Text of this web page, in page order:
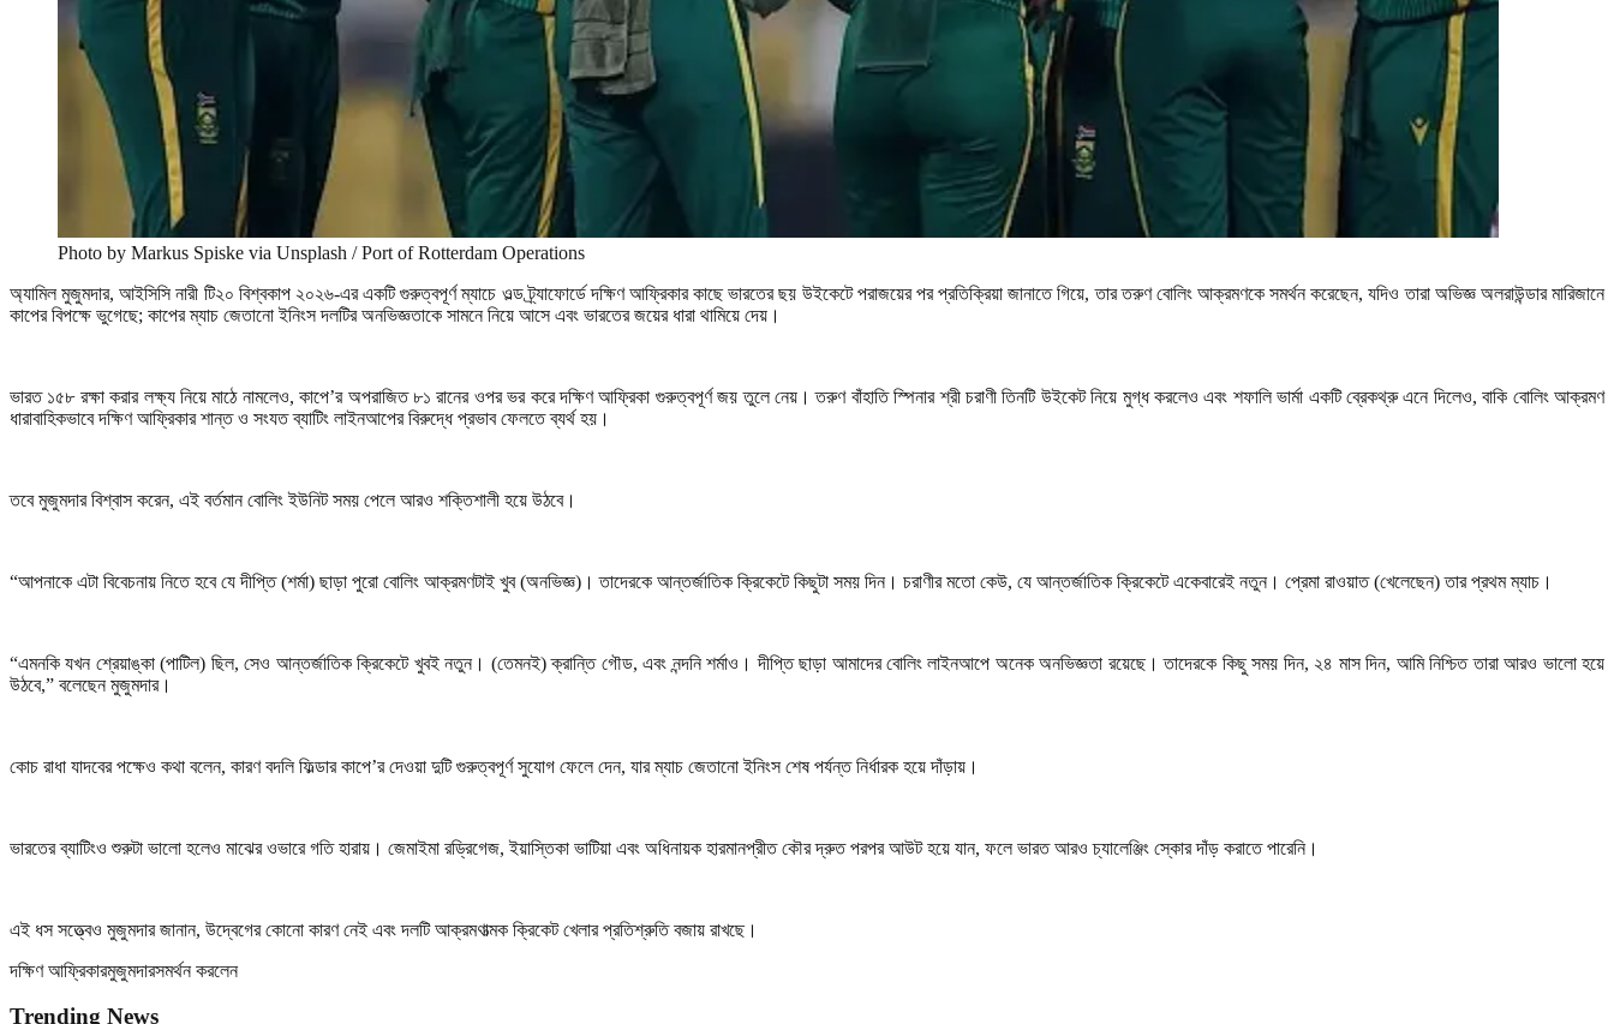
Photo by Markus Spiske via Unsplash / Port of Rotterdam Operations
অ্যামিল মুজুমদার,আইসিসি নারী টি২০ বিশ্বকাপ ২০২৬-এর একটি গুরুত্বপূর্ণ ম্যাচে ওল্ড ট্র্যাফোর্ডে দক্ষিণ আফ্রিকার কাছে ভারতের ছয় উইকেটে পরাজয়ের পর প্রতিক্রিয়া জানাতে গিয়ে,তার তরুণ বোলিং আক্রমণকে সমর্থন করেছেন,যদিও তারা অভিজ্ঞ অলরাউন্ডার মারিজানে
কাপের বিপক্ষে ভুগেছে; কাপের ম্যাচ জেতানো ইনিংস দলটির অনভিজ্ঞতাকে সামনে নিয়ে আসে এবং ভারতের জয়ের ধারা থামিয়ে দেয়।
ভারত ১৫৮ রক্ষা করার লক্ষ্য নিয়ে মাঠে নামলেও,কাপে’র অপরাজিত ৮১ রানের ওপর ভর করে দক্ষিণ আফ্রিকা গুরুত্বপূর্ণ জয় তুলে নেয়। তরুণ বাঁহাতি স্পিনার শ্রী চরাণী তিনটি উইকেট নিয়ে মুগ্ধ করলেও এবং শফালি ভার্মা একটি ব্রেকথ্রু এনে দিলেও,বাকি বোলিং আক্রমণ
ধারাবাহিকভাবে দক্ষিণ আফ্রিকার শান্ত ও সংযত ব্যাটিং লাইনআপের বিরুদ্ধে প্রভাব ফেলতে ব্যর্থ হয়।
তবে মুজুমদার বিশ্বাস করেন, এই বর্তমান বোলিং ইউনিট সময় পেলে আরও শক্তিশালী হয়ে উঠবে।
“আপনাকে এটা বিবেচনায় নিতে হবে যে দীপ্তি (শর্মা) ছাড়া পুরো বোলিং আক্রমণটাই খুব (অনভিজ্ঞ)। তাদেরকে আন্তর্জাতিক ক্রিকেটে কিছুটা সময় দিন। চরাণীর মতো কেউ, যে আন্তর্জাতিক ক্রিকেটে একেবারেই নতুন। প্রেমা রাওয়াত (খেলেছেন) তার প্রথম ম্যাচ।
“এমনকি যখন শ্রেয়াঙ্কা (পাটিল) ছিল,সেও আন্তর্জাতিক ক্রিকেটে খুবই নতুন। (তেমনই) ক্রান্তি গৌড,এবং নন্দনি শর্মাও। দীপ্তি ছাড়া আমাদের বোলিং লাইনআপে অনেক অনভিজ্ঞতা রয়েছে। তাদেরকে কিছু সময় দিন, ২৪ মাস দিন, আমি নিশ্চিত তারা আরও ভালো হয়ে
উঠবে,” বলেছেন মুজুমদার।
কোচ রাধা যাদবের পক্ষেও কথা বলেন, কারণ বদলি ফিল্ডার কাপে’র দেওয়া দুটি গুরুত্বপূর্ণ সুযোগ ফেলে দেন, যার ম্যাচ জেতানো ইনিংস শেষ পর্যন্ত নির্ধারক হয়ে দাঁড়ায়।
ভারতের ব্যাটিংও শুরুটা ভালো হলেও মাঝের ওভারে গতি হারায়। জেমাইমা রড্রিগেজ,ইয়াস্তিকা ভাটিয়া এবং অধিনায়ক হারমানপ্রীত কৌর দ্রুত পরপর আউট হয়ে যান, ফলে ভারত আরও চ্যালেঞ্জিং স্কোর দাঁড় করাতে পারেনি।
এই ধস সত্ত্বেও মুজুমদার জানান, উদ্বেগের কোনো কারণ নেই এবং দলটি আক্রমণাত্মক ক্রিকেট খেলার প্রতিশ্রুতি বজায় রাখছে।
দক্ষিণ আফ্রিকারমুজুমদারসমর্থন করলেন
Trending News